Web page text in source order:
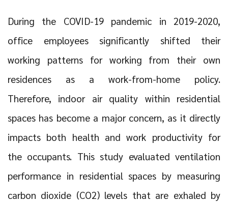
During the COVID-19 pandemic in 2019-2020,
office employees significantly shifted their
working patterns for working from their own
residences as a work-from-home policy.
Therefore, indoor air quality within residential
spaces has become a major concern, as it directly
impacts both health and work productivity for
the occupants. This study evaluated ventilation
performance in residential spaces by measuring
carbon dioxide (CO2) levels that are exhaled by